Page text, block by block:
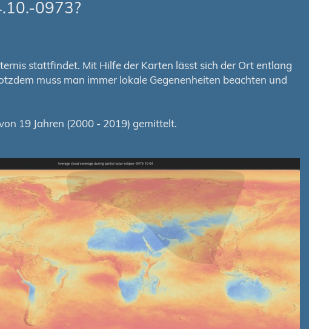
0973?
stattfindet. Mit Hilfe der Karten lässt sich der Ort entlang
muss man immer lokale Gegenenheiten beachten und
19 Jahren (2000 - 2019) gemittelt.